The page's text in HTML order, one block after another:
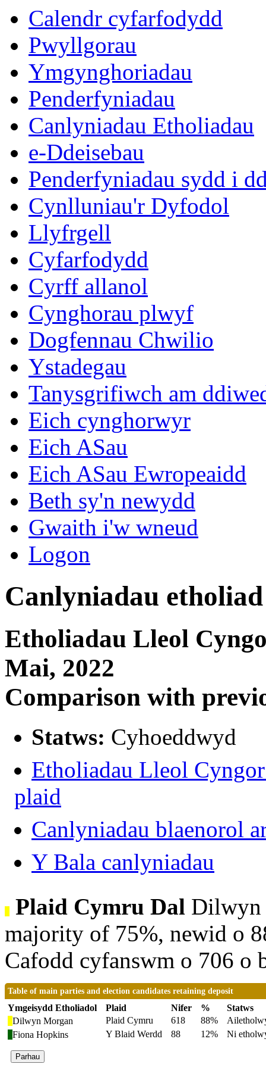
Calendr cyfarfodydd
Pwyllgorau
Ymgynghoriadau
Penderfyniadau
Canlyniadau Etholiadau
e-Ddeisebau
Penderfyniadau sydd i
Cynlluniau'r Dyfodol
Llyfrgell
Cyfarfodydd
Cyrff allanol
Cynghorau plwyf
Dogfennau Chwilio
Ystadegau
Tanysgrifiwch am
Eich cynghorwyr
Eich ASau
Eich ASau Ewropeaidd
Beth sy'n newydd
Gwaith i'w wneud
Logon
Canlyniadau
Etholiadau Lleol
Mai, 2022
Comparison with
Statws: Cyhoeddwyd
Etholiadau Lleol
plaid
Canlyniadau blaenorol
Y Bala canlyniadau
Plaid Cymru Dal Dilwyn
majority of 75%, newid o
Cafodd cyfanswm o 706 o
Table of main parties and election candidates retaining deposit
Ymgeisydd Etholiadol Plaid Nifer %
Statws
Dilwyn Morgan
Plaid Cymru 618 88%
Fiona Hopkins
Y Blaid Werdd 88 12% Ni